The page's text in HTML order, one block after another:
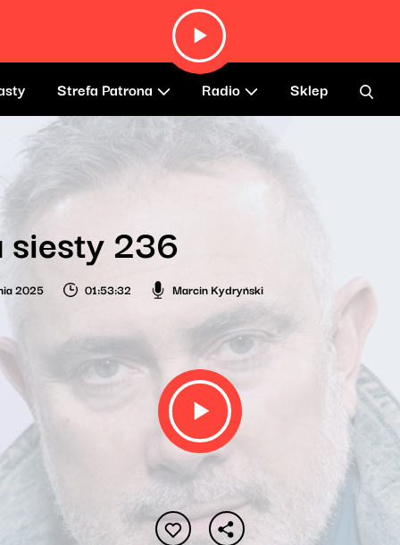
Strefa Patrona Radio Sklep
siesty 236
2025 01:53:32 Marcin Kydryński